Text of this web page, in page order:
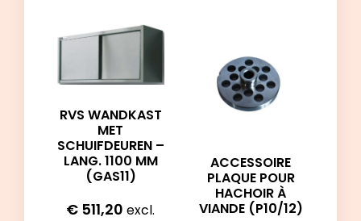
RVS WANDKAST
MET
SCHUIFDEUREN –
LANG. 1100 MM
(GAS11)
€ 511,20 excl.
ACCESSOIRE
PLAQUE POUR
HACHOIR À
VIANDE (P10/12)